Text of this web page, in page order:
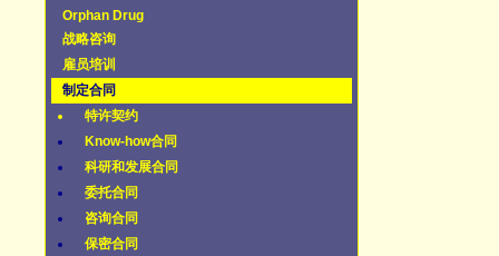
Orphan Drug
战略咨询
雇员培训
制定合同
特许契约
Know-how合同
科研和发展合同
委托合同
咨询合同
保密合同